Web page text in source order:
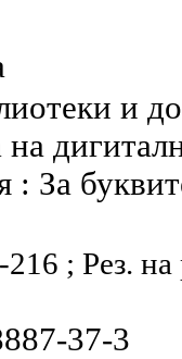
и
: За
; Рез.
37-3